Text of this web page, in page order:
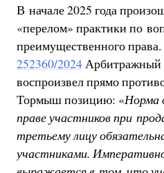
В начале 2025 года
«перелом» практики по
преимущественного
252360/2024Арбитражный
воспроизвел прямо
Тормыш позицию: «Норма
праве участников при
третьему лицу
участниками.